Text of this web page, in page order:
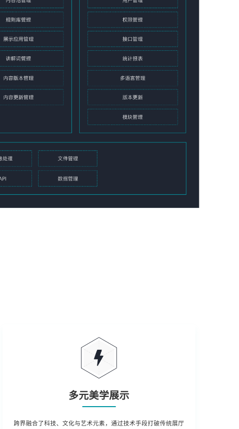
多元美学展示
跨界融合了科技、文化与艺术元素，通过技术手段打破传统展厅